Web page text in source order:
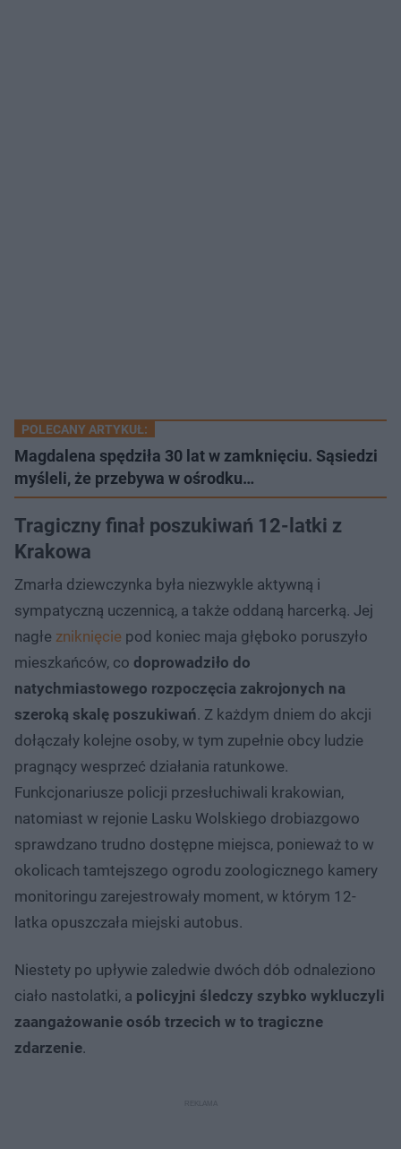
POLECANY ARTYKUŁ:
Magdalena spędziła 30 lat w zamknięciu. Sąsiedzi
myśleli, że przebywa w ośrodku…
Tragiczny finał poszukiwań 12-latki z
Krakowa
Zmarła dziewczynka była niezwykle aktywną i
sympatyczną uczennicą, a także oddaną harcerką. Jej
nagłe zniknięcie pod koniec maja głęboko poruszyło
mieszkańców, co doprowadziło do
natychmiastowego rozpoczęcia zakrojonych na
szeroką skalę poszukiwań. Z każdym dniem do akcji
dołączały kolejne osoby, w tym zupełnie obcy ludzie
pragnący wesprzeć działania ratunkowe.
Funkcjonariusze policji przesłuchiwali krakowian,
natomiast w rejonie Lasku Wolskiego drobiazgowo
sprawdzano trudno dostępne miejsca, ponieważ to w
okolicach tamtejszego ogrodu zoologicznego kamery
monitoringu zarejestrowały moment, w którym 12-
latka opuszczała miejski autobus.
Niestety po upływie zaledwie dwóch dób odnaleziono
ciało nastolatki, a policyjni śledczy szybko wykluczyli
zaangażowanie osób trzecich w to tragiczne
zdarzenie.